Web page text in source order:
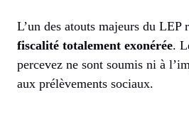
L’un des atouts majeurs du LEP
fiscalité totalement exonérée.
percevez ne sont soumis ni à
aux prélèvements sociaux.